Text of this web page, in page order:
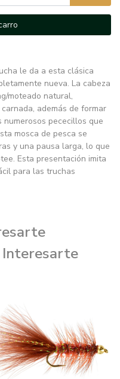
le da a esta clásica
nueva. La cabeza
moteado natural,
además de formar
pececillos que
mosca de pesca se
y una pausa larga, lo que
Esta presentación imita
para las truchas
Interesarte